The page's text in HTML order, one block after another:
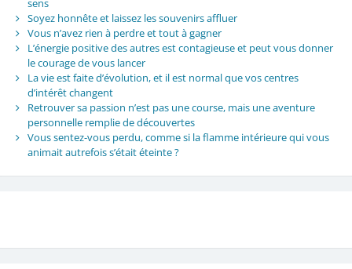
sens
Soyez honnête et laissez les souvenirs affluer
Vous n’avez rien à perdre et tout à gagner
L’énergie positive des autres est contagieuse et peut vous donner
le courage de vous lancer
La vie est faite d’évolution, et il est normal que vos centres
d’intérêt changent
Retrouver sa passion n’est pas une course, mais une aventure
personnelle remplie de découvertes
Vous sentez-vous perdu, comme si la flamme intérieure qui vous
animait autrefois s’était éteinte ?